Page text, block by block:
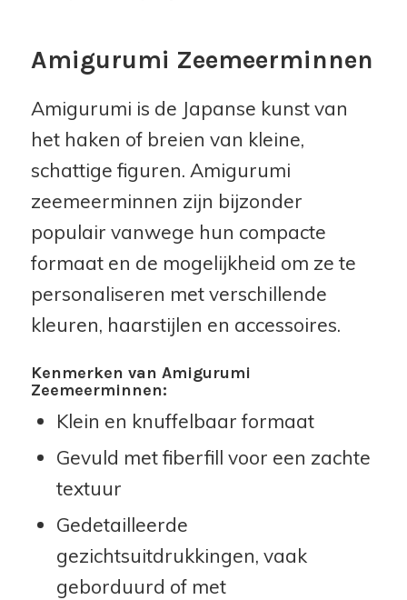
Amigurumi Zeemeerminnen
Amigurumi is de Japanse kunst van
het haken of breien van kleine,
schattige figuren. Amigurumi
zeemeerminnen zijn bijzonder
populair vanwege hun compacte
formaat en de mogelijkheid om ze te
personaliseren met verschillende
kleuren, haarstijlen en accessoires.
Kenmerken van Amigurumi
Zeemeerminnen:
Klein en knuffelbaar formaat
Gevuld met fiberfill voor een zachte
textuur
Gedetailleerde
gezichtsuitdrukkingen, vaak
geborduurd of met